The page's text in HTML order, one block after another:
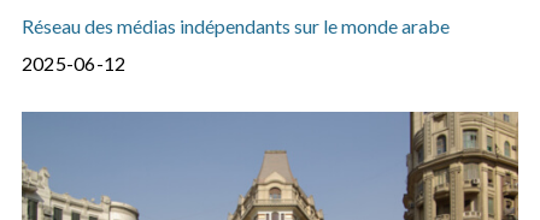
Réseau des médias indépendants sur le monde arabe
2025-06-12